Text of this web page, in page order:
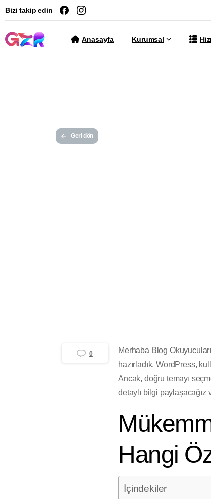
Bizi takip edin
Anasayfa Kurumsal
Geri dön
0
Merhaba Blog
hazırladık. WordPress,
Ancak, doğru temayı
detaylı bilgi paylaşacağız
Hangi
İçindekiler